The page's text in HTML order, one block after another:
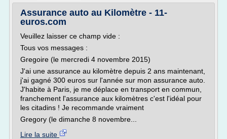
Assurance auto au Kilomètre - 11-
euros.com
Veuillez laisser ce champ vide :
Tous vos messages :
Gregoire (le mercredi 4 novembre 2015)
J'ai une assurance au kilomètre depuis 2 ans maintenant,
j'ai gagné 300 euros sur l'année sur mon assurance auto.
J'habite à Paris, je me déplace en transport en commun,
franchement l'assurance aux kilomètres c'est l'idéal pour
les citadins ! Je recommande vraiment
Gregory (le dimanche 8 novembre...
Lire la suite